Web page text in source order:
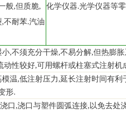
般,但质脆,
不耐苯.汽油
化学仪器.光学仪器等
,不须充分干燥,不易分解,但热膨
动性较好,可用螺杆或柱塞式注射机
温,低注射压力,延长注射时间有利
形.
口,浇口与塑件圆弧连接,以免去处